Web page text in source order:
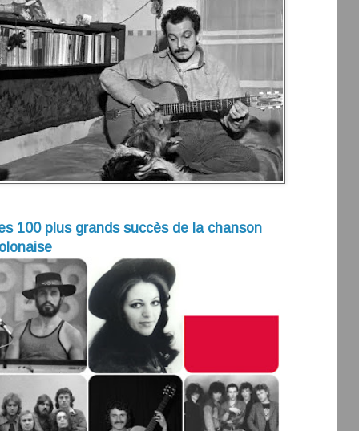
100 plus grands succès de la chanson